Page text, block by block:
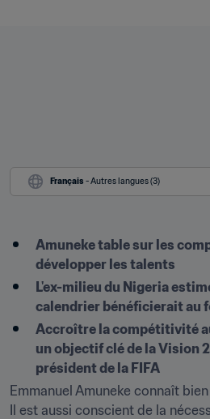
Français - Autres langues (3)
Amuneke table sur les
développer les talents
L'ex-milieu du Nigeria
calendrier bénéficierait au
Accroître la compétitivité
un objectif clé de la Vision
président de la FIFA
Emmanuel Amuneke connaît
Il est aussi conscient de la